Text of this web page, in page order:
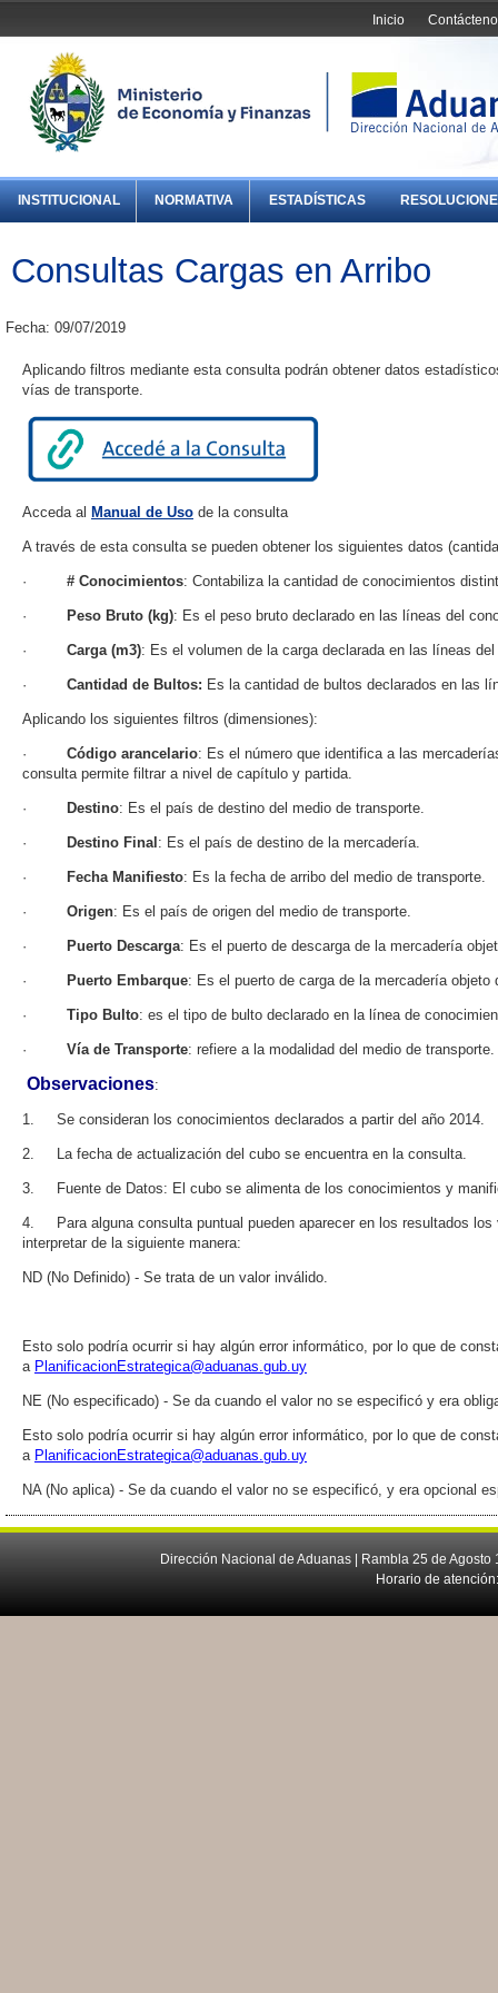
Inicio
INSTITUCIONAL NORMATIVA ESTADÍSTICAS
Consultas Cargas en Arribo
Fecha: 09/07/2019
Aplicando filtros mediante esta consulta podrán obtener datos
vías de transporte.
Acceda al Manual de Uso de la consulta
A través de esta consulta se pueden obtener los siguientes datos
· # Conocimientos: Contabiliza la cantidad de conocimientos
· Peso Bruto (kg): Es el peso bruto declarado en las líneas del
· Carga (m3): Es el volumen de la carga declarada en las líneas
· Cantidad de Bultos: Es la cantidad de bultos declarados en las
Aplicando los siguientes filtros (dimensiones):
· Código arancelario: Es el número que identifica a las
consulta permite filtrar a nivel de capítulo y partida.
· Destino: Es el país de destino del medio de transporte.
· Destino Final : Es el país de destino de la mercadería.
· Fecha Manifiesto: Es la fecha de arribo del medio de transporte.
· Origen: Es el país de origen del medio de transporte.
· Puerto Descarga: Es el puerto de descarga de la mercadería
· Puerto Embarque: Es el puerto de carga de la mercadería objeto
· Tipo Bulto: es el tipo de bulto declarado en la línea de
· Vía de Transporte: refiere a la modalidad del medio de transporte.
Observaciones:
1. Se consideran los conocimientos declarados a partir del año 2014.
2. La fecha de actualización del cubo se encuentra en la consulta.
3. Fuente de Datos: El cubo se alimenta de los conocimientos y
4. Para alguna consulta puntual pueden aparecer en los resultados los
interpretar de la siguiente manera:
ND (No Definido) - Se trata de un valor inválido.
Esto solo podría ocurrir si hay algún error informático, por lo que de
a PlanificacionEstrategica@aduanas.gub.uy
NE (No especificado) - Se da cuando el valor no se especificó y era
Esto solo podría ocurrir si hay algún error informático, por lo que de
a PlanificacionEstrategica@aduanas.gub.uy
NA (No aplica) - Se da cuando el valor no se especificó, y era opcional
Dirección Nacional de Aduanas | Rambla 25 de
Horario de